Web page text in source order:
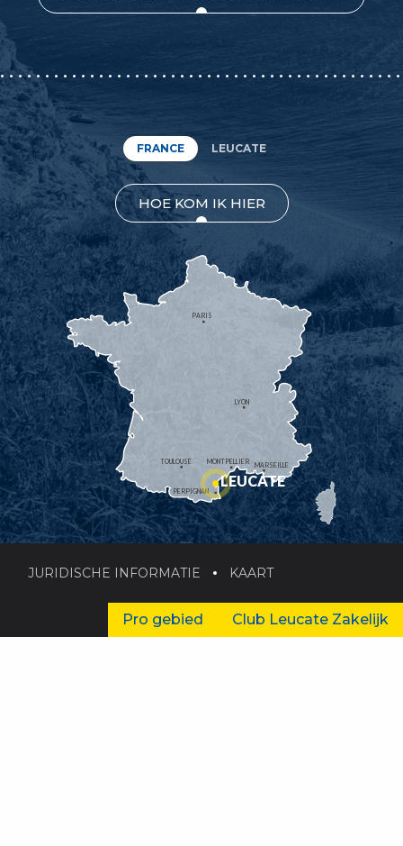
FRANCE LEUCATE
HOE KOM IK HIER
MONTPELLIER
PERPIGNAN
MARSEILLE
TOULOUSE
LYON
PARIS
LEUCATE
JURIDISCHE INFORMATIE KAART
Pro gebied Club Leucate Zakelijk